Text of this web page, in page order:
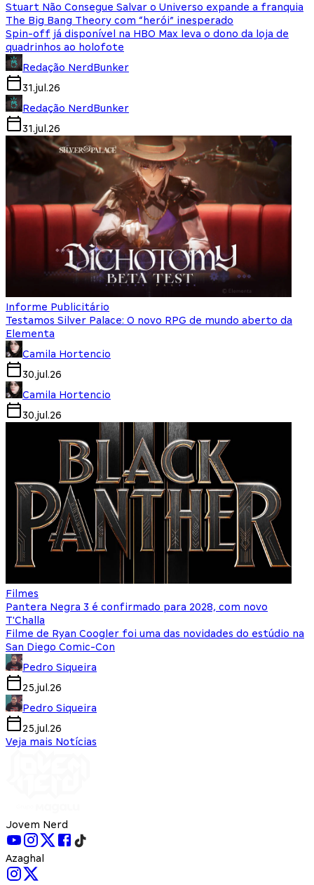
Stuart Não Consegue Salvar o Universo expande a franquia
The Big Bang Theory com “herói” inesperado
Spin-off já disponível na HBO Max leva o dono da loja de
quadrinhos ao holofote
Redação NerdBunker
31.jul.26
Redação NerdBunker
31.jul.26
Informe Publicitário
Testamos Silver Palace: O novo RPG de mundo aberto da
Elementa
Camila Hortencio
30.jul.26
Camila Hortencio
30.jul.26
Filmes
Pantera Negra 3 é confirmado para 2028, com novo
T'Challa
Filme de Ryan Coogler foi uma das novidades do estúdio na
San Diego Comic-Con
Pedro Siqueira
25.jul.26
Pedro Siqueira
25.jul.26
Veja mais Notícias
Jovem Nerd
Azaghal